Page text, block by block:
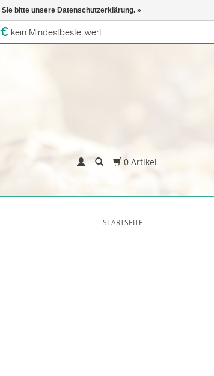
kein Mindestbestellwert
0 Artikel
STARTSEITE
bitte unsere Datenschutzerklärung. »